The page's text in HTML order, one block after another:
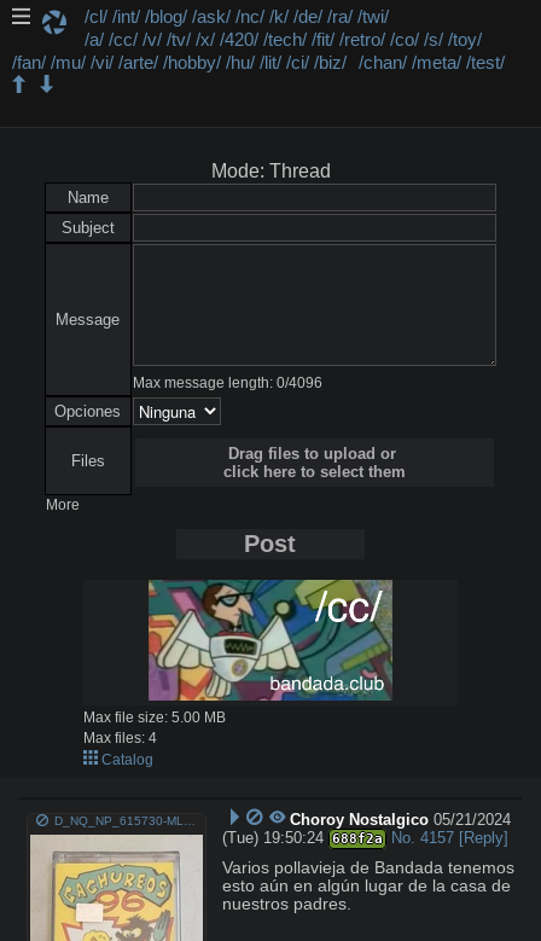
/cl/ /int/ /blog/ /ask/ /nc/ /k/ /de/ /ra/ /twi/
/a/ /cc/ /v/ /tv/ /x/ /420/ /tech/ /fit/ /retro/ /co/ /s/ /toy/
/fan/ /mu/ /vi/ /arte/ /hobby/ /hu/ /lit/ /ci/ /biz/ /chan/ /meta/ /test/
Mode: Thread
Name
Subject
Message
Max message length: 0/4096
Opciones
Files
Drag files to upload or
click here to select them
More
Post
Max file size: 5.00 MB
Max files: 4
Catalog
D_NQ_NP_615730-MLC71054194301_082023-O.jpg Choroy Nostalgico 05/21/2024
(Tue) 19:50:24 688f2a No. 4157 [Reply]
Varios pollavieja de Bandada tenemos
esto aún en algún lugar de la casa de
nuestros padres.